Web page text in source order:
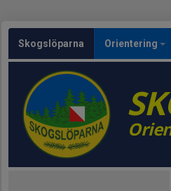
Skogslöparna Orientering